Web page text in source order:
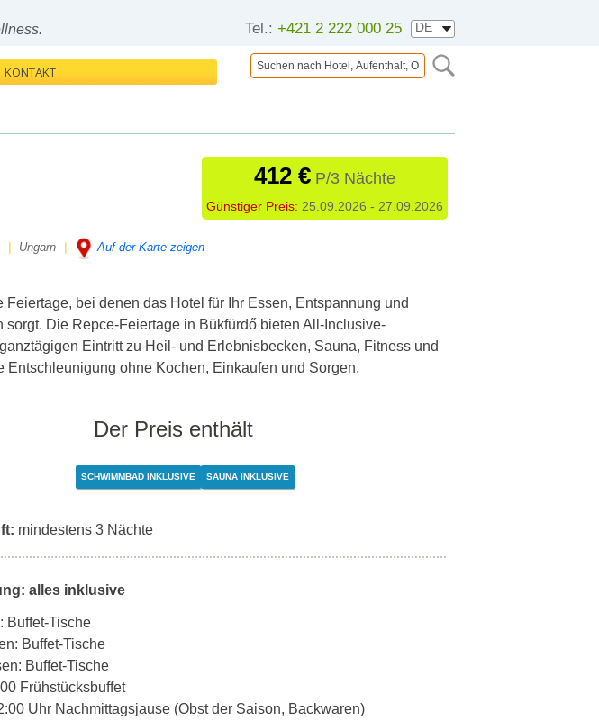
Tel.: +421 2 222 000 25
KONTAKT
412 € P/3 Nächte
Günstiger Preis: 25.09.2026 - 27.09.2026
Ungarn Auf der Karte zeigen
Feiertage, bei denen das Hotel für Ihr Essen, Entspannung und
sorgt. Die Repce-Feiertage in Bükfürdő bieten All-Inclusive-
Eintritt zu Heil- und Erlebnisbecken, Sauna, Fitness und
Entschleunigung ohne Kochen, Einkaufen und Sorgen.
Der Preis enthält
SCHWIMMBAD INKLUSIVE SAUNA INKLUSIVE
mindestens 3 Nächte
alles inklusive
Buffet-Tische
Buffet-Tische
Buffet-Tische
Frühstücksbuffet
Uhr Nachmittagsjause (Obst der Saison, Backwaren)